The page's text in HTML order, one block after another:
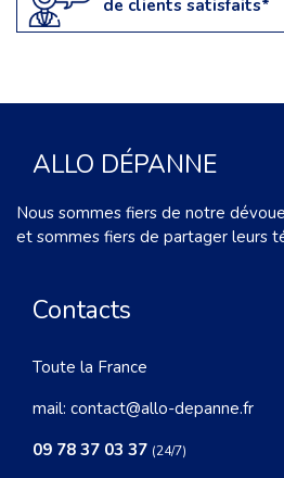
de clients satisfaits*
ALLO DÉPANNE
Nous sommes fiers de notre
et sommes fiers de partager leurs
Contacts
Toute la France
mail: contact@allo-depanne.fr
09 78 37 03 37 (24/7)